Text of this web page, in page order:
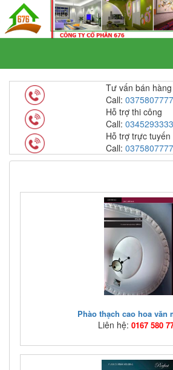
Tư vấn bán hàng
Call: 0375807777
Hỗ trợ thi công
Call: 0345293333
Hỗ trợ trực tuyến
Call: 0375807777
Phào thạch cao hoa văn
Liên hệ: 0167 580